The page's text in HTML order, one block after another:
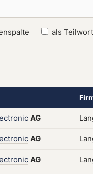
als Teilwort
AG
AG
AG